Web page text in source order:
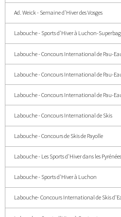
Ad. Weick - Semaine d'Hiver des Vosges
Labouche - Sports d'Hiver à Luchon-
Labouche - Concours International de Pau-
Labouche - Concours International de Pau-
Labouche - Concours International de Pau-
Labouche - Concours International de Skis
Labouche - Concours de Skis de Payolle
Labouche - Les Sports d'Hiver dans les Pyrénées
Labouche - Sports d'Hiver à Luchon
Labouche- Concours International de Skis